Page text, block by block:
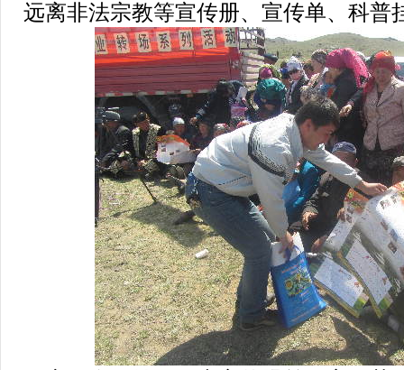
远离非法宗教等宣传册、宣传单、科普